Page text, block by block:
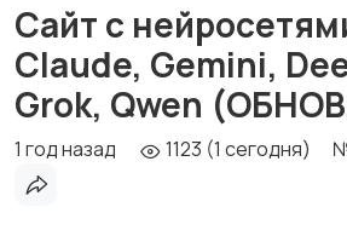
Сайт с
Claude, Gemini,
Grok, Qwen
1 год назад 1123 (1 сегодня)